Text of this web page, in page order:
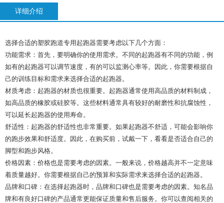
详细介绍
选择合适的塑胶跑道专用起跑器需要考虑以下几个方面：
功能需求：首先，要明确你的使用需求。不同的起跑器有不同的功能，例
如有的起跑器可以调节速度，有的可以监测心率等。因此，你需要根据自
己的训练目标和需求来选择合适的起跑器。
材质考虑：起跑器的材质也很重要。起跑器通常使用高品质的材料制成，
如高品质的橡胶或硅胶等。这些材料通常具有较好的耐磨性和抗腐蚀性，
可以延长起跑器的使用寿命。
舒适性：起跑器的舒适性也非常重要。如果起跑器不舒适，可能会影响你
的跑步效果和舒适度。因此，在购买前，试戴一下，看看是否适合自己的
脚型和跑步风格。
价格因素：价格也是需要考虑的因素。一般来说，价格越高并不一定意味
着质量越好。你需要根据自己的预算和实际需求来选择合适的起跑器。
品牌和口碑：在选择起跑器时，品牌和口碑也是需要考虑的因素。知名品
牌和有良好口碑的产品通常更能保证质量和售后服务。你可以查阅相关的